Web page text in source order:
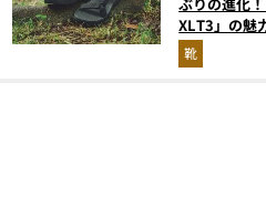
XLT3」の魅
解説！
靴